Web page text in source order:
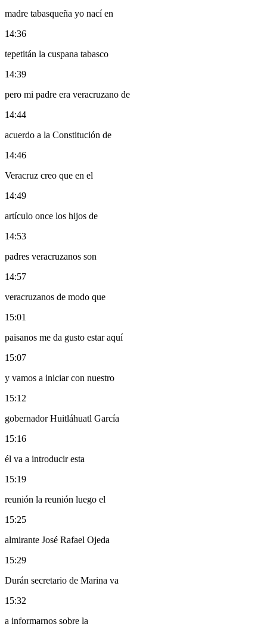
madre tabasqueña yo nací en
14:36
tepetitán la cuspana tabasco
14:39
pero mi padre era veracruzano de
14:44
acuerdo a la Constitución de
14:46
Veracruz creo que en el
14:49
artículo once los hijos de
14:53
padres veracruzanos son
14:57
veracruzanos de modo que
15:01
paisanos me da gusto estar aquí
15:07
y vamos a iniciar con nuestro
15:12
gobernador Huitláhuatl García
15:16
él va a introducir esta
15:19
reunión la reunión luego el
15:25
almirante José Rafael Ojeda
15:29
Durán secretario de Marina va
15:32
a informarnos sobre la